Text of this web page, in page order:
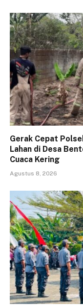
Gerak Cepat
Lahan di Desa
Cuaca Kering
Agustus 8, 2026